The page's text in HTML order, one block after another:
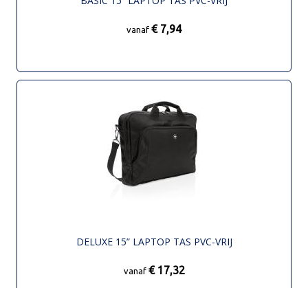
vanaf € 7,94
DELUXE 15” LAPTOP TAS PVC-VRIJ
vanaf € 17,32